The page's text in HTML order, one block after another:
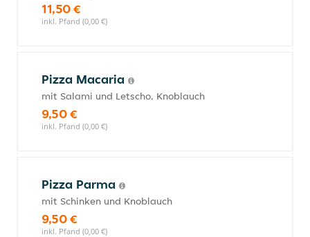
11,50 €
inkl. Pfand (0,00 €)
Pizza Macaria
mit Salami und Letscho, Knoblauch
9,50 €
inkl. Pfand (0,00 €)
Pizza Parma
mit Schinken und Knoblauch
9,50 €
inkl. Pfand (0,00 €)